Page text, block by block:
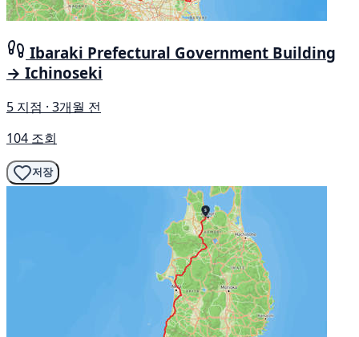
Ibaraki Prefectural Government Building
→ Ichinoseki
5 지점 · 3개월 전
104 조회
저장